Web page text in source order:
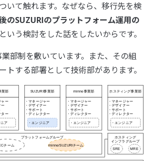
いて触れます。なぜなら、移行先を検
のSUZURIのプラットフォーム運用の
という検討をした話をしたいからです。
部制を敷いています。また、その組
トする部署として技術部があります。